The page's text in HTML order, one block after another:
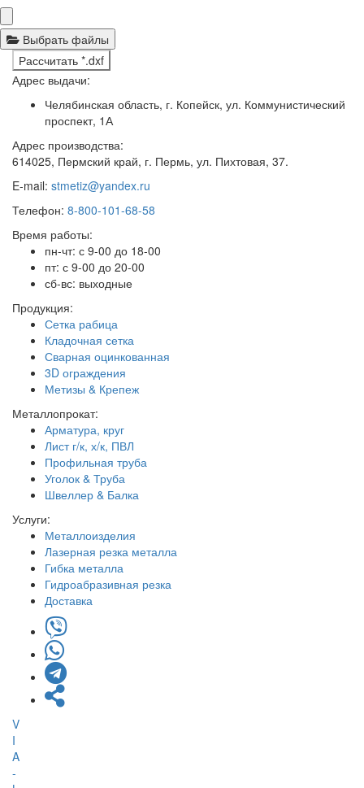
Выбрать файлы
Рассчитать *.dxf
Адрес выдачи:
Челябинская область, г. Копейск, ул. Коммунистический
проспект, 1А
Адрес производства:
614025, Пермский край, г. Пермь, ул. Пихтовая, 37.
E-mail: stmetiz@yandex.ru
Телефон: 8-800-101-68-58
Время работы:
пн-чт: с 9-00 до 18-00
пт: с 9-00 до 20-00
сб-вс: выходные
Продукция:
Сетка рабица
Кладочная сетка
Сварная оцинкованная
3D ограждения
Метизы & Крепеж
Металлопрокат:
Арматура, круг
Лист г/к, х/к, ПВЛ
Профильная труба
Уголок & Труба
Швеллер & Балка
Услуги:
Металлоизделия
Лазерная резка металла
Гибка металла
Гидроабразивная резка
Доставка
V
I
A
-